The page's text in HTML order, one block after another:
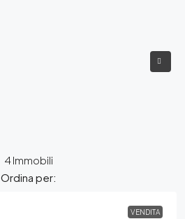
4 Immobili
Ordina per:
VENDITA